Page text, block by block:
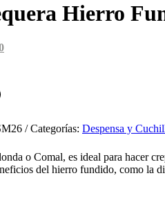
Hierro
El
Categorías: Despensa y
o Comal, es ideal para hacer
del hierro fundido, como la